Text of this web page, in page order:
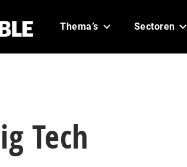
Thema’s Sectoren
Tech